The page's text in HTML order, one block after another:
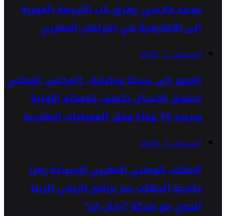
محمد فارسي يطرق باب الترجمة الفورية
إلى الأمازيغية في البرلمان المغربي
أغسطس 7, 2026
العبور إلى سبتة ومليلية.. المجلس الوطني
لحقوق الإنسان يكشف خلاصاته الأولية
ويرصد 14 وفاة وفق المعطيات المغربية
أغسطس 7, 2026
المكتب الوطني المغربي للسياحة يعزز
جاذبية الجهات عبر برنامج تاريخي للربط
الجوي مع شركة “رايان إير”